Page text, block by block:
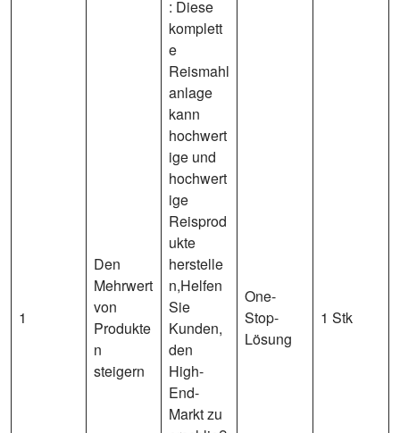
1
Den
Mehrwert
von
Produkte
n
steigern
: Diese
komplett
e
Reismahl
anlage
kann
hochwert
ige und
hochwert
ige
Reisprod
ukte
herstelle
n,Helfen
Sie
Kunden,
den
High-
End-
Markt zu
One-
Stop-
Lösung
1 Stk